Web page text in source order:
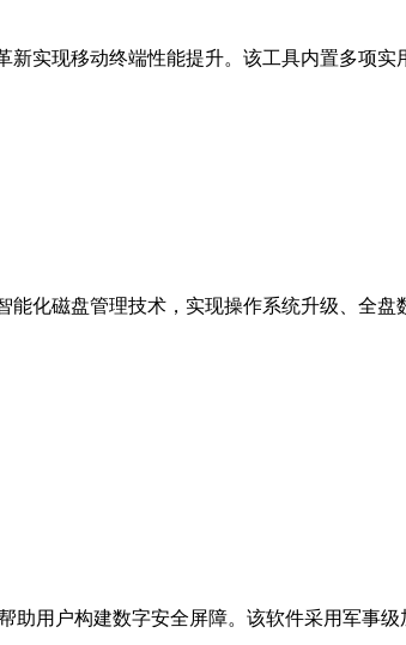
现移动终端性能提升。该工具内置多项实
化磁盘管理技术，实现操作系统升级、全
助用户构建数字安全屏障。该软件采用军事